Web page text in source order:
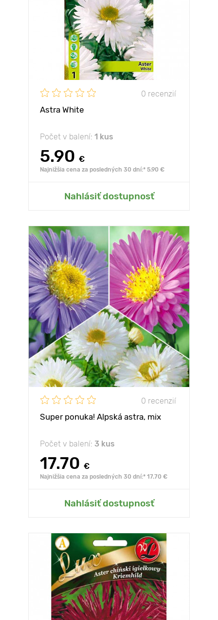
0 recenzií
Astra White
Počet v balení: 1 kus
5.90 €
Najnižšia cena za posledných 30 dní:* 5.90 €
Nahlásiť dostupnosť
0 recenzií
Super ponuka! Alpská astra, mix
Počet v balení: 3 kus
17.70 €
Najnižšia cena za posledných 30 dní:* 17.70 €
Nahlásiť dostupnosť